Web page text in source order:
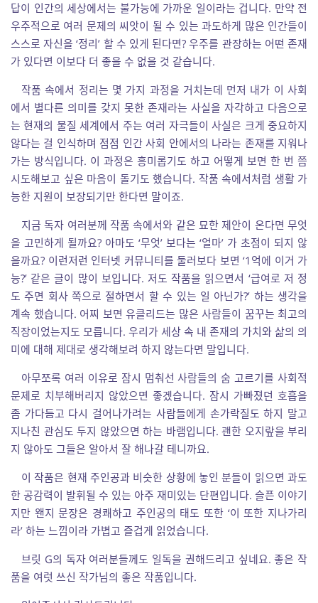
답이 인간의 세상에서는 불가능에 가까운 일이라는 겁니다. 만약 전
우주적으로 여러 문제의 씨앗이 될 수 있는 과도하게 많은 인간들이
스스로 자신을 ‘정리’ 할 수 있게 된다면? 우주를 관장하는 어떤 존재
가 있다면 이보다 더 좋을 수 없을 것 같습니다.
작품 속에서 정리는 몇 가지 과정을 거치는데 먼저 내가 이 사회
에서 별다른 의미를 갖지 못한 존재라는 사실을 자각하고 다음으로
는 현재의 물질 세계에서 주는 여러 자극들이 사실은 크게 중요하지
않다는 걸 인식하며 점점 인간 사회 안에서의 나라는 존재를 지워나
가는 방식입니다. 이 과정은 흥미롭기도 하고 어떻게 보면 한 번 쯤
시도해보고 싶은 마음이 돌기도 했습니다. 작품 속에서처럼 생활 가
능한 지원이 보장되기만 한다면 말이죠.
지금 독자 여러분께 작품 속에서와 같은 묘한 제안이 온다면 무엇
을 고민하게 될까요? 아마도 ‘무엇’ 보다는 ‘얼마’ 가 초점이 되지 않
을까요? 이런저런 인터넷 커뮤니티를 둘러보다 보면 ‘1억에 이거 가
능?’ 같은 글이 많이 보입니다. 저도 작품을 읽으면서 ‘급여로 저 정
도 주면 회사 쪽으로 절하면서 할 수 있는 일 아닌가?’ 하는 생각을
계속 했습니다. 어찌 보면 유클리드는 많은 사람들이 꿈꾸는 최고의
직장이었는지도 모릅니다. 우리가 세상 속 내 존재의 가치와 삶의 의
미에 대해 제대로 생각해보려 하지 않는다면 말입니다.
아무쪼록 여러 이유로 잠시 멈춰선 사람들의 숨 고르기를 사회적
문제로 치부해버리지 않았으면 좋겠습니다. 잠시 가빠졌던 호흡을
좀 가다듬고 다시 걸어나가려는 사람들에게 손가락질도 하지 말고
지나친 관심도 두지 않았으면 하는 바램입니다. 괜한 오지랖을 부리
지 않아도 그들은 알아서 잘 해나갈 테니까요.
이 작품은 현재 주인공과 비슷한 상황에 놓인 분들이 읽으면 과도
한 공감력이 발휘될 수 있는 아주 재미있는 단편입니다. 슬픈 이야기
지만 왠지 문장은 경쾌하고 주인공의 태도 또한 ‘이 또한 지나가리
라’ 하는 느낌이라 가볍고 즐겁게 읽었습니다.
브릿 G의 독자 여러분들께도 일독을 권해드리고 싶네요. 좋은 작
품을 여럿 쓰신 작가님의 좋은 작품입니다.